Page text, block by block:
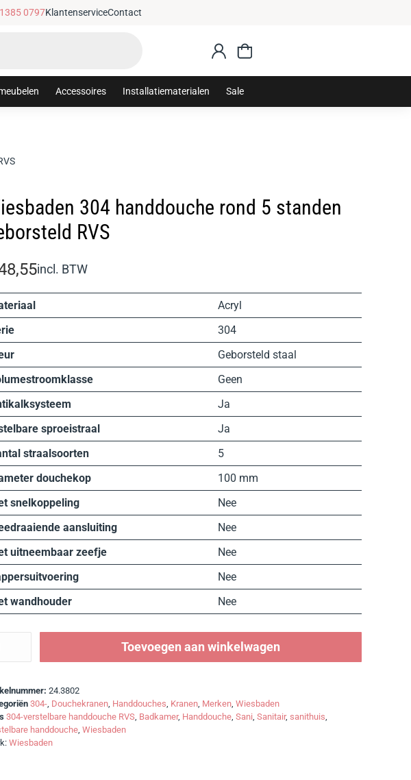
0797KlantenserviceContact
Accessoires Installatiematerialen Sale
304 handdouche rond 5 standen
RVS
incl. BTW
Acryl
304
Geborsteld staal
Geen
Ja
sproeistraal
Ja
straalsoorten
5
douchekop
100 mm
snelkoppeling
Nee
aansluiting
Nee
uitneembaar zeefje
Nee
Nee
wandhouder
Nee
Toevoegen aan winkelwagen
24.3802
304-, Douchekranen, Handdouches, Kranen, Merken, Wiesbaden
304-verstelbare handdouche RVS, Badkamer, Handdouche, Sani, Sanitair, sanithuis,
handdouche, Wiesbaden
Wiesbaden